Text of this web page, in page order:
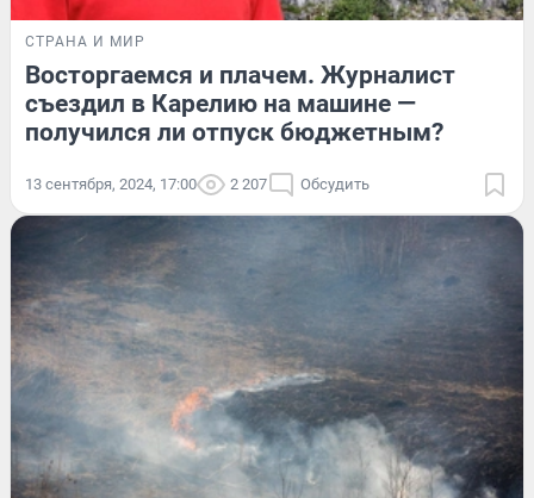
СТРАНА И МИР
Восторгаемся и плачем. Журналист
съездил в Карелию на машине —
получился ли отпуск бюджетным?
13 сентября, 2024, 17:00 2 207 Обсудить